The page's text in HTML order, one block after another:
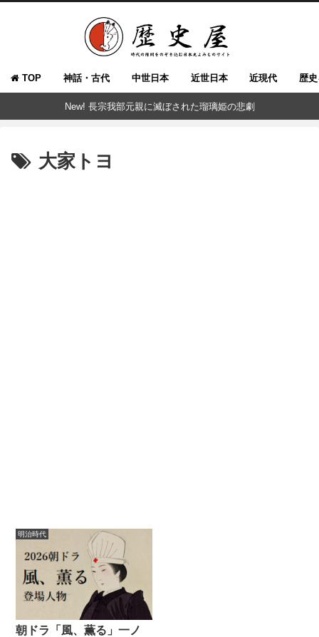
TOP 神話・古代 中世日本 近世日本 近現代 歴
New! 長宗我部元親に滅ぼされた瑠璃姫の悲劇
大家トヨ
明治時代
朝ドラ「風、薫る」一ノ